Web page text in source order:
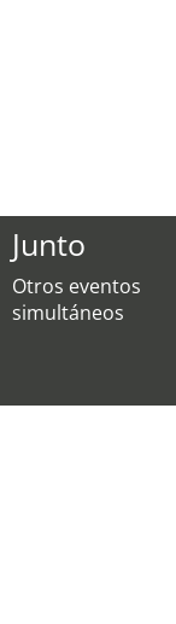
Junto
Otros eventos
simultáneos